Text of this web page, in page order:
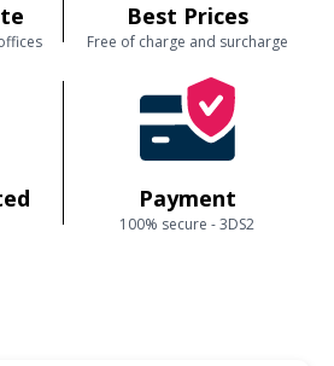
Best Prices
Free of charge and surcharge
Payment
100% secure - 3DS2